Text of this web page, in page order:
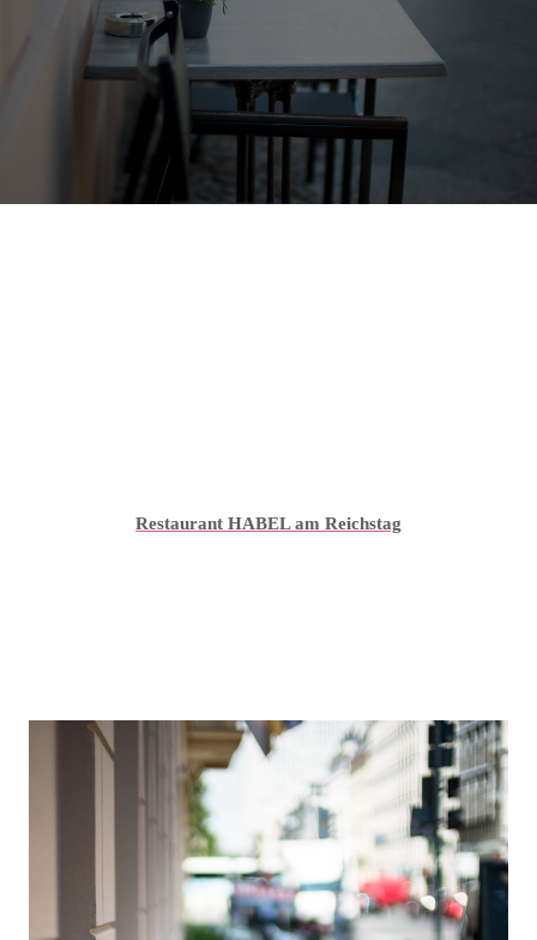
Restaurant HABEL am Reichstag